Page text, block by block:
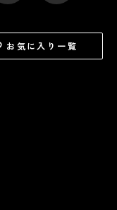
お気に入り一覧